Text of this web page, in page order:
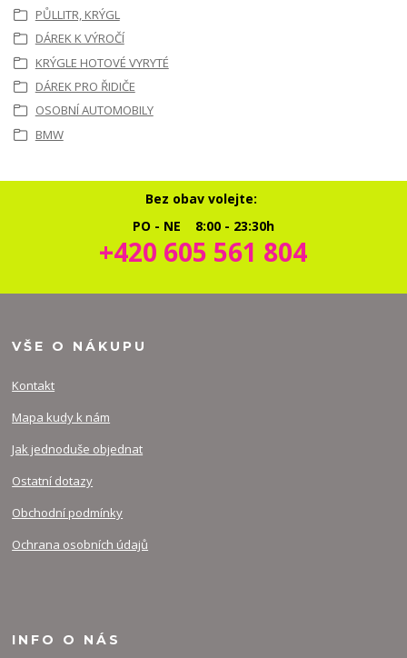
PŮLLITR, KRÝGL
DÁREK K VÝROČÍ
KRÝGLE HOTOVÉ VYRYTÉ
DÁREK PRO ŘIDIČE
OSOBNÍ AUTOMOBILY
BMW
Bez obav volejte:
PO - NE 8:00 - 23:30h
+420 605 561 804
VŠE O NÁKUPU
Kontakt
Mapa kudy k nám
Jak jednoduše objednat
Ostatní dotazy
Obchodní podmínky
Ochrana osobních údajů
INFO O NÁS